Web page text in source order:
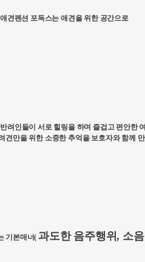
견펜션 포독스는 애견을 위한 공간으로
려인들이 서로 힐링을 하며 즐겁고 편안한
견만을 위한 소중한 추억을 보호자와 함께
기본매너( 과도한 음주행위, 소